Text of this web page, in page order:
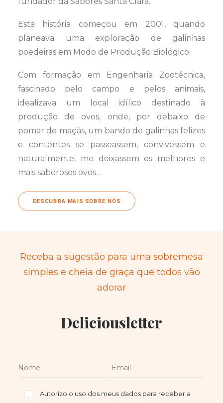
Esta história começou em 2001, quando
planeava uma exploração de galinhas
poedeiras em Modo de Produção Biológico.
Com formação em Engenharia Zootécnica,
fascinado pelo campo e pelos animais,
idealizava um local idílico destinado à
produção de ovos, onde, por debaixo de
pomar de maçãs, um bando de galinhas felizes
e contentes se passeassem, convivessem e
naturalmente, me deixassem os melhores e
mais saborosos ovos…
DESCUBRA MAIS SOBRE NÓS
Receba a sugestão para uma sobremesa
simples e cheia de graça que todos vão
adorar
Deliciousletter
Autorizo o uso dos meus dados para receber a